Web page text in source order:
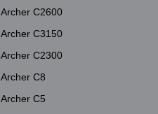
Archer C2600
Archer C3150
Archer C2300
Archer C8
Archer C5